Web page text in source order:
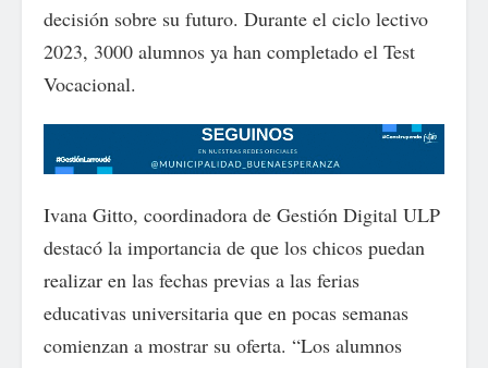
decisión sobre su futuro. Durante el ciclo lectivo
2023, 3000 alumnos ya han completado el Test
Vocacional.
Ivana Gitto, coordinadora de Gestión Digital ULP
destacó la importancia de que los chicos puedan
realizar en las fechas previas a las ferias
educativas universitaria que en pocas semanas
comienzan a mostrar su oferta. “Los alumnos